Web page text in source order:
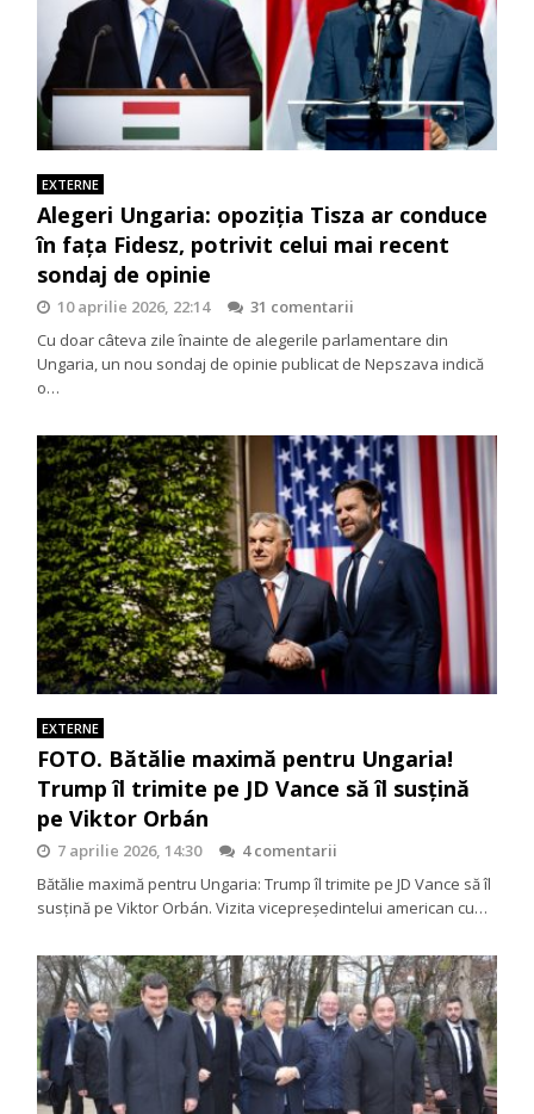
EXTERNE
Alegeri Ungaria: opoziția Tisza ar conduce
în fața Fidesz, potrivit celui mai recent
sondaj de opinie
10 aprilie 2026, 22:14
31 comentarii
Cu doar câteva zile înainte de alegerile parlamentare din
Ungaria, un nou sondaj de opinie publicat de Nepszava indică
o…
EXTERNE
FOTO. Bătălie maximă pentru Ungaria!
Trump îl trimite pe JD Vance să îl susțină
pe Viktor Orbán
7 aprilie 2026, 14:30
4 comentarii
Bătălie maximă pentru Ungaria: Trump îl trimite pe JD Vance să îl
susțină pe Viktor Orbán. Vizita vicepreședintelui american cu…